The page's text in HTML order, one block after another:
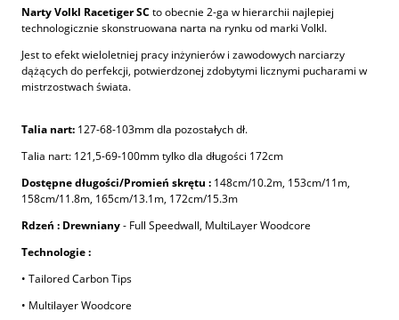
Narty Volkl Racetiger SC to obecnie 2-ga w hierarchii najlepiej
technologicznie skonstruowana narta na rynku od marki Volkl.
Jest to efekt wieloletniej pracy inżynierów i zawodowych narciarzy
dążących do perfekcji, potwierdzonej zdobytymi licznymi pucharami w
mistrzostwach świata.
Talia nart: 127-68-103mm dla pozostałych dł.
Talia nart: 121,5-69-100mm tylko dla długości 172cm
Dostępne długości/Promień skrętu : 148cm/10.2m, 153cm/11m,
158cm/11.8m, 165cm/13.1m, 172cm/15.3m
Rdzeń : Drewniany- Full Speedwall, MultiLayer Woodcore
Technologie :
• Tailored Carbon Tips
• Multilayer Woodcore